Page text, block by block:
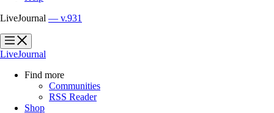
LiveJournal — v.931
?
?
LiveJournal
Find more
Communities
RSS Reader
Shop